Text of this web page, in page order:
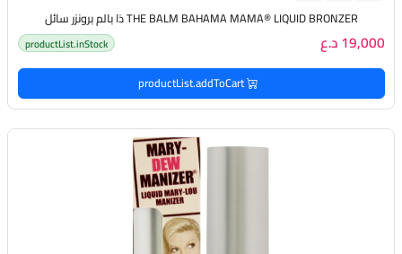
THE BALM BAHAMA MAMA® LIQUID BRONZER ذا بالم برونزر سائل
19,000 د.ع productList.inStock
productList.addToCart